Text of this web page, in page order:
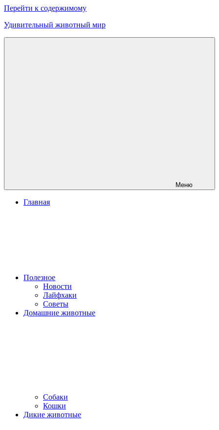
Перейти к содержимому
Удивительный животный мир
Меню
Главная
Полезное
Новости
Лайфхаки
Советы
Домашние животные
Собаки
Кошки
Дикие животные